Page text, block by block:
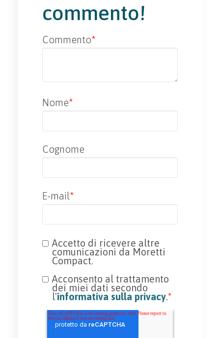
commento!
Commento*
Nome*
Cognome
E-mail*
Accetto di ricevere altre
comunicazioni da Moretti
Compact.
Acconsento al trattamento
dei miei dati secondo
l'informativa sulla privacy.*